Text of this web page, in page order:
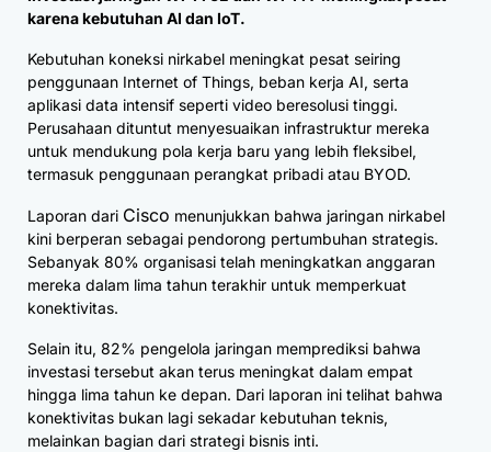
karena kebutuhan AI dan IoT.
Kebutuhan koneksi nirkabel meningkat pesat seiring
penggunaan Internet of Things, beban kerja AI, serta
aplikasi data intensif seperti video beresolusi tinggi.
Perusahaan dituntut menyesuaikan infrastruktur mereka
untuk mendukung pola kerja baru yang lebih fleksibel,
termasuk penggunaan perangkat pribadi atau BYOD.
Laporan dari Cisco menunjukkan bahwa jaringan nirkabel
kini berperan sebagai pendorong pertumbuhan strategis.
Sebanyak 80% organisasi telah meningkatkan anggaran
mereka dalam lima tahun terakhir untuk memperkuat
konektivitas.
Selain itu, 82% pengelola jaringan memprediksi bahwa
investasi tersebut akan terus meningkat dalam empat
hingga lima tahun ke depan. Dari laporan ini telihat bahwa
konektivitas bukan lagi sekadar kebutuhan teknis,
melainkan bagian dari strategi bisnis inti.